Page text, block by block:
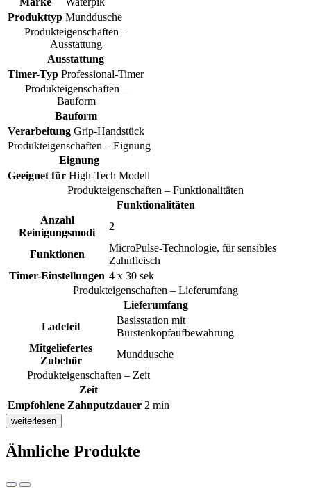
Produkttyp Munddusche
Produkteigenschaften –
Ausstattung
Ausstattung
Timer-Typ Professional-Timer
Produkteigenschaften –
Bauform
Bauform
Verarbeitung Grip-Handstück
Produkteigenschaften – Eignung
Eignung
Geeignet für High-Tech Modell
Produkteigenschaften – Funktionalitäten
Funktionalitäten
Anzahl
Reinigungsmodi
2
Funktionen
MicroPulse-Technologie, für sensibles
Zahnfleisch
Timer-Einstellungen 4 x 30 sek
Produkteigenschaften – Lieferumfang
Lieferumfang
Ladeteil
Basisstation mit
Bürstenkopfaufbewahrung
Mitgeliefertes
Zubehör
Munddusche
Produkteigenschaften – Zeit
Zeit
Empfohlene Zahnputzdauer 2 min
weiterlesen
Ähnliche Produkte